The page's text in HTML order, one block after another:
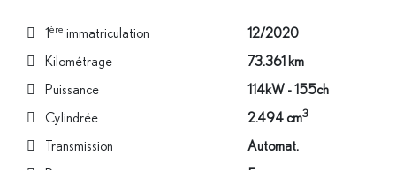
1ère immatriculation
12/2020
Kilométrage
73.361 km
Puissance
114kW - 155ch
Cylindrée
2.494 cm3
Transmission
Automat.